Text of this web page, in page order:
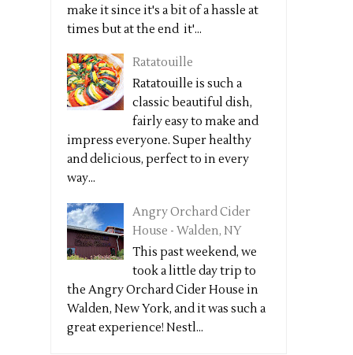
make it since it's a bit of a hassle at
times but at the end it'...
Ratatouille
Ratatouille is such a
classic beautiful dish,
fairly easy to make and
impress everyone. Super healthy
and delicious, perfect to in every
way...
Angry Orchard Cider
House - Walden, NY
This past weekend, we
took a little day trip to
the Angry Orchard Cider House in
Walden, New York, and it was such a
great experience! Nestl...